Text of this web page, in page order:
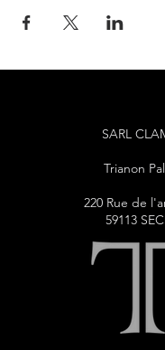
SARL
Trianon
220 Rue de
59113